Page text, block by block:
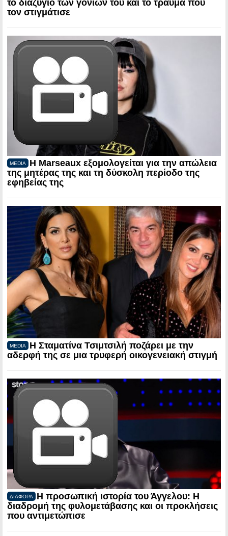
το διαζύγιο των γονιών του και το τραύμα που
τον στιγμάτισε
MEDIA
Η Marseaux εξομολογείται για την απώλεια
της μητέρας της και τη δύσκολη περίοδο της
εφηβείας της
MEDIA
Η Σταματίνα Τσιμτσιλή ποζάρει με την
αδερφή της σε μια τρυφερή οικογενειακή στιγμή
ΔΙΑΦΟΡΑ
Η προσωπική ιστορία του Άγγελου: Η
διαδρομή της φυλομετάβασης και οι προκλήσεις
που αντιμετώπισε